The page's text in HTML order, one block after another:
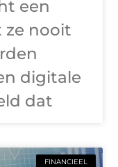
een
ze nooit
digitale
dat
FINANCIEEL